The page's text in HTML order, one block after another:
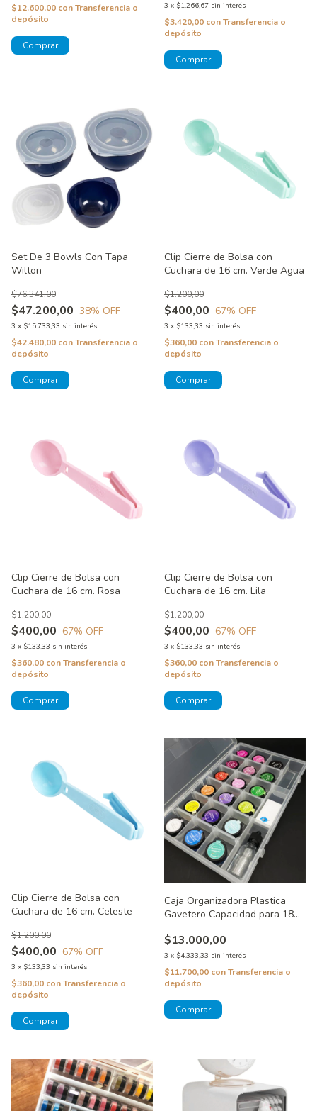
$12.600,00 conTransferencia o
depósito
3 x $1.266,67 sin interés
$3.420,00 conTransferencia o
depósito
Set De 3 Bowls Con Tapa
Wilton
$47.200,00
$76.341,00
38% OFF
3 x $15.733,33 sin interés
$42.480,00 conTransferencia o
depósito
Clip Cierre de Bolsa con
Cuchara de 16 cm. Verde Agua
$400,00
$1.200,00
67% OFF
3 x $133,33 sin interés
$360,00 conTransferencia o
depósito
Clip Cierre de Bolsa con
Cuchara de 16 cm. Rosa
$400,00
$1.200,00
67% OFF
3 x $133,33 sin interés
$360,00 conTransferencia o
depósito
Clip Cierre de Bolsa con
Cuchara de 16 cm. Lila
$400,00
$1.200,00
67% OFF
3 x $133,33 sin interés
$360,00 conTransferencia o
depósito
Clip Cierre de Bolsa con
Cuchara de 16 cm. Celeste
$400,00
$1.200,00
67% OFF
3 x $133,33 sin interés
$360,00 conTransferencia o
depósito
Caja Organizadora Plastica
Gavetero Capacidad para 18
$13.000,00
3 x $4.333,33 sin interés
$11.700,00 conTransferencia o
depósito